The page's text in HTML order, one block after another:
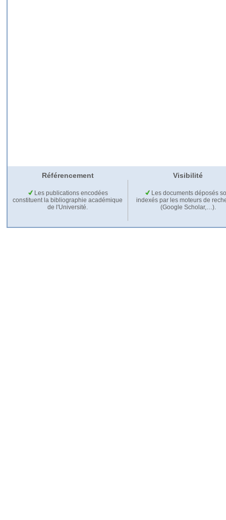
Référencement Visibilité
Les publications encodées
constituent la bibliographie académique
de l'Université.
Les documents déposés
indexés par les moteurs de
(Google Scholar,…).